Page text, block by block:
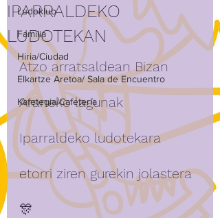
Ludoklub
Familia
Hiria/Ciudad
Elkartze Aretoa/ Sala de Encuentro
Kafetegia/Cafetería
IPARRALDEKO
LUDOTEKAN
Atzo arratsaldean Bizan
Araneko lagunak
Iparraldeko ludotekara
etorri ziren gurekin jolastera
🎊